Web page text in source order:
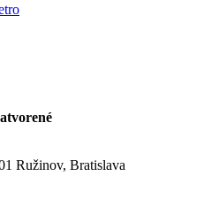
Ružinov, Bratislava